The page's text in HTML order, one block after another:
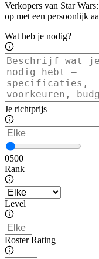
Verkopers van Star
op met een persoonlijk
Wat heb je nodig?
Je richtprijs
0500
Rank
Level
Roster Rating